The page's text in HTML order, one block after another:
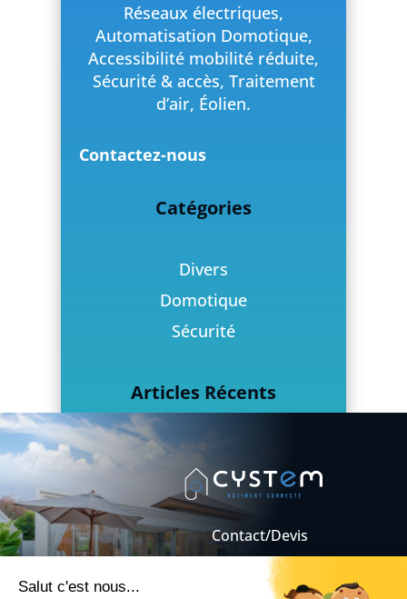
Réseaux électriques,
Automatisation Domotique,
Accessibilité mobilité réduite,
Sécurité & accès, Traitement
d’air, Éolien.
Contactez-nous
Catégories
Divers
Domotique
Sécurité
Articles Récents
Quel système d’alarme
domotique choisir (filaire VS
sans fil) ?
Onduleur hybride :
fonctionnement, avantages et
utilisation en domotique
Contact/Devis
Mentions légales
Conditions Générales